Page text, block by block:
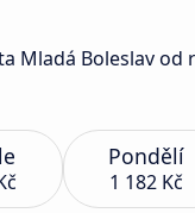
Mladá Boleslav od
Pondělí
1 182 Kč